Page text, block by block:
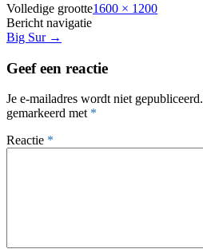
Volledige grootte1600 × 1200
Bericht navigatie
Big Sur →
Geef een reactie
Je e-mailadres wordt niet gepubliceerd.
gemarkeerd met *
Reactie *